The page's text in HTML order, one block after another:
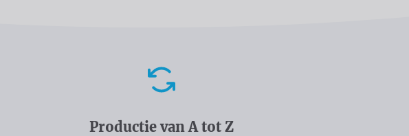
Productie van A tot Z